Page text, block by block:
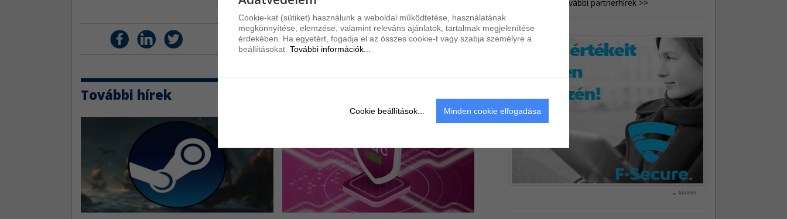
IRATKOZZON FEL HÍRLEVELÜNKRE!
További hírek
További partnerhírek >>
hirdetés
Cookie-kat (sütiket) használunk a weboldal működtetése, használatának
megkönnyítése, elemzése, valamint releváns ajánlatok, tartalmak megjelenítése
érdekében. Ha egyetért, fogadja el az összes cookie-t vagy szabja személyre a
beállításokat. További információk...
Cookie beállítások... Minden cookie elfogadása